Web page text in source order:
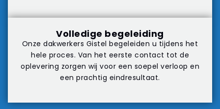
Volledige begeleiding
Onze dakwerkers Gistel begeleiden u tijdens het
hele proces. Van het eerste contact tot de
oplevering zorgen wij voor een soepel verloop en
een prachtig eindresultaat.